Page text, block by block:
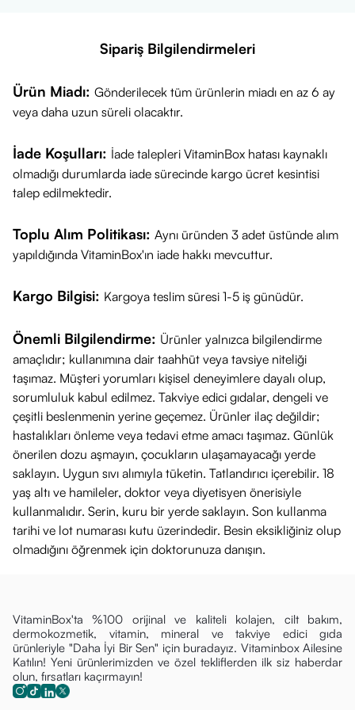
Sipariş Bilgilendirmeleri
Ürün Miadı: Gönderilecek tüm ürünlerin miadı en az 6 ay
veya daha uzun süreli olacaktır.
İade Koşulları: İade talepleri VitaminBox hatası kaynaklı
olmadığı durumlarda iade sürecinde kargo ücret kesintisi
talep edilmektedir.
Toplu Alım Politikası: Aynı üründen 3 adet üstünde alım
yapıldığında VitaminBox'ın iade hakkı mevcuttur.
Kargo Bilgisi: Kargoya teslim süresi 1-5 iş günüdür.
Önemli Bilgilendirme: Ürünler yalnızca bilgilendirme
amaçlıdır; kullanımına dair taahhüt veya tavsiye niteliği
taşımaz. Müşteri yorumları kişisel deneyimlere dayalı olup,
sorumluluk kabul edilmez. Takviye edici gıdalar, dengeli ve
çeşitli beslenmenin yerine geçemez. Ürünler ilaç değildir;
hastalıkları önleme veya tedavi etme amacı taşımaz. Günlük
önerilen dozu aşmayın, çocukların ulaşamayacağı yerde
saklayın. Uygun sıvı alımıyla tüketin. Tatlandırıcı içerebilir. 18
yaş altı ve hamileler, doktor veya diyetisyen önerisiyle
kullanmalıdır. Serin, kuru bir yerde saklayın. Son kullanma
tarihi ve lot numarası kutu üzerindedir. Besin eksikliğiniz olup
olmadığını öğrenmek için doktorunuza danışın.
VitaminBox'ta %100 orijinal ve kaliteli kolajen, cilt bakım,
dermokozmetik, vitamin, mineral ve takviye edici gıda
ürünleriyle "Daha İyi Bir Sen" için buradayız. Vitaminbox Ailesine
Katılın! Yeni ürünlerimizden ve özel tekliflerden ilk siz haberdar
olun, fırsatları kaçırmayın!